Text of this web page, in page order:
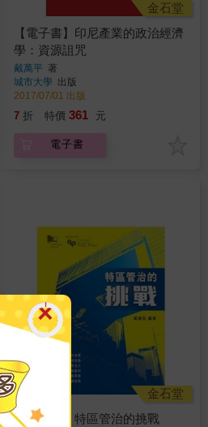
金石堂
【電子書】印尼產業的政治經濟
學：資源詛咒
戴萬平 著
城市大學 出版
2017/07/01 出版
7 折 特價 361 元
電子書
金石堂
【電子書】特區管治的挑戰